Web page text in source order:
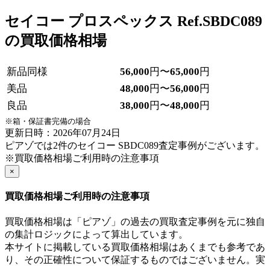
セイコー プロスペックス Ref.SBDC089
の買取価格相場
新品同様 56,000 円〜65,000 円
美品
48,000 円〜56,000 円
良品
38,000 円〜48,000 円
※箱・保証書完備の場合
更新日時：2026年07月24日
ピアゾでは2件のセイコー SBDC089査定事例がございます。
※買取価格相場ご利用時の注意事項
×
買取価格相場ご利用時の注意事項
買取価格相場は「ピアゾ」の過去の買取査定事例を元に独自
の集計ロジックによって算出しています。
本サイトに掲載している買取価格相場はあくまでも参考であ
り、その正確性について保証するものではございません。実